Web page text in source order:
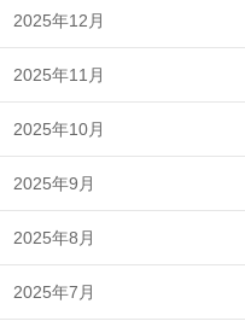
2025年12月
2025年11月
2025年10月
2025年9月
2025年8月
2025年7月